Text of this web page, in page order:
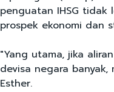
penguatan IHSG tidak
prospek ekonomi dan
"Yang utama, jika
devisa negara
Esther.